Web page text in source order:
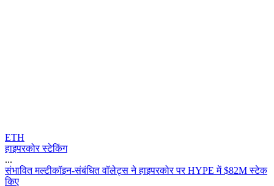
ETH
हाइपरकोर स्टेकिंग
...
सभवत मलटकइन-सबधत वलटस न हइपरकर पर HYPE म $82M सटक
कए